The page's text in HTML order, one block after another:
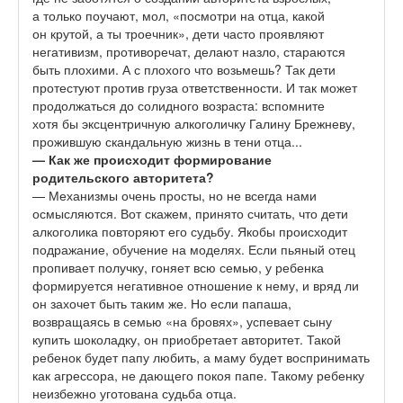
а только поучают, мол, «посмотри на отца, какой
он крутой, а ты троечник», дети часто проявляют
негативизм, противоречат, делают назло, стараются
быть плохими. А с плохого что возьмешь? Так дети
протестуют против груза ответственности. И так может
продолжаться до солидного возраста: вспомните
хотя бы эксцентричную алкоголичку Галину Брежневу,
прожившую скандальную жизнь в тени отца...
— Как же происходит формирование
родительского авторитета?
— Механизмы очень просты, но не всегда нами
осмысляются. Вот скажем, принято считать, что дети
алкоголика повторяют его судьбу. Якобы происходит
подражание, обучение на моделях. Если пьяный отец
пропивает получку, гоняет всю семью, у ребенка
формируется негативное отношение к нему, и вряд ли
он захочет быть таким же. Но если папаша,
возвращаясь в семью «на бровях», успевает сыну
купить шоколадку, он приобретает авторитет. Такой
ребенок будет папу любить, а маму будет воспринимать
как агрессора, не дающего покоя папе. Такому ребенку
неизбежно уготована судьба отца.